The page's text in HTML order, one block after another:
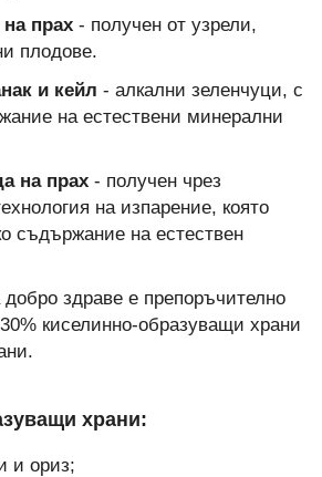
прах- получен от узрели,
плодове.
и кейл - алкални зеленчуци, с
на естествени минерални
на прах- получен чрез
на изпарение, която
съдържание на естествен
здраве е препоръчително
киселинно-образуващи храни
храни:
и ориз;